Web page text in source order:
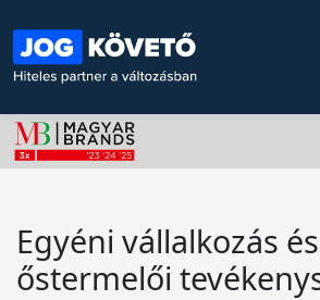
Egyéni vállalkozás és
őstermelői